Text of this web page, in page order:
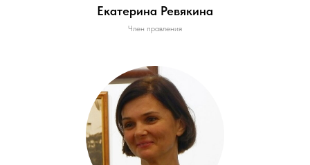
Екатерина Ревякина
Член правления